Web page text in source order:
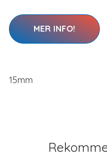
MER INFO!
15mm